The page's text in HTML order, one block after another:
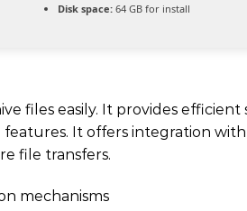
Disk space: 64 GB for install
files easily. It provides
It offers integration
file transfers.
mechanisms